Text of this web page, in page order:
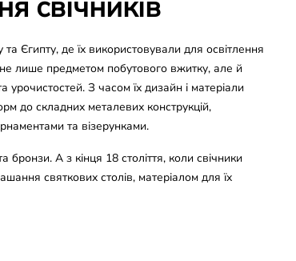
Єгипту, де їх використовували для освітлення
лише предметом побутового вжитку, але й
урочистостей. З часом їх дизайн і матеріали
до складних металевих конструкцій,
та візерунками.
бронзи. А з кінця 18 століття, коли свічники
святкових столів, матеріалом для їх